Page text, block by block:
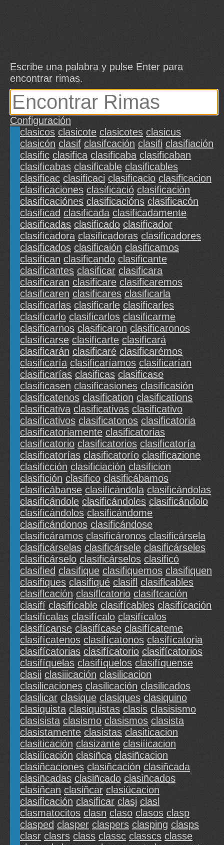
Escribe una palabra y pulse Enter para
encontrar rimas.
Configuración
clasicos clasicote clasicotes clasicus
clasicón clasif clasifcación clasifi clasifiación
clasific clasifica clasificaba clasificaban
clasificabas clasificable clasificables
clasificac clasificaci clasificacio clasificacion
clasificaciones clasificació clasificación
clasificaciónes clasificacións clasificacón
clasificad clasificada clasificadamente
clasificadas clasificado clasificador
clasificadora clasificadoras clasificadores
clasificados clasificaión clasificamos
clasifican clasificando clasificante
clasificantes clasificar clasificara
clasificaran clasificare clasificaremos
clasificaren clasificares clasificarla
clasificarlas clasificarle clasificarles
clasificarlo clasificarlos clasificarme
clasificarnos clasificaron clasificaronos
clasificarse clasificarte clasificará
clasificarán clasificaré clasificarémos
clasificaría clasificaríamos clasificarían
clasificarías clasificas clasificase
clasificasen clasificasiones clasificasión
clasificatenos clasification clasifications
clasificativa clasificativas clasificativo
clasificativos clasificatonos clasificatoria
clasificatoriamente clasificatorias
clasificatorio clasificatorios clasificatoría
clasificatorías clasificatorío clasificazione
clasificción clasificiación clasificion
clasifición clasifico clasificábamos
clasificábanse clasificándola clasificándolas
clasificándole clasificándoles clasificándolo
clasificándolos clasificándome
clasificándonos clasificándose
clasificáramos clasificáronos clasificársela
clasificárselas clasificársele clasificárseles
clasificárselo clasificárselos clasificó
clasified clasifique clasifiquemos clasifiquen
clasifiques clasifiqué clasifl clasiflcables
clasiflcación clasiflcatorio clasiftcación
clasifí clasifícable clasifícables clasifícación
clasifícalas clasifícalo clasifícalos
clasifícanse clasifícase clasifícateme
clasifícatenos clasifícatonos clasifícatoria
clasifícatorias clasifícatorio clasifícatorios
clasifíquelas clasifíquelos clasifíquense
clasii clasiiicación clasilicacion
clasilicaciones clasilicación clasilicados
clasilicar clasique clasiques clasiquino
clasiquista clasiquistas clasis clasisismo
clasisista clasismo clasismos clasista
clasistamente clasistas clasiticacion
clasiticación clasizante clasiíicacion
clasiíicación clasiñca clasiñcacion
clasiñcaciones clasiñcación clasiñcada
clasiñcadas clasiñcado clasiñcados
clasiñcan clasiñcar clasiücacion
clasiﬁcación clasiﬁcar clasj clasl
clasmatocitos clasn claso clasos clasp
clasped clasper claspers clasping clasps
clasr clasrs class classc classcs classe